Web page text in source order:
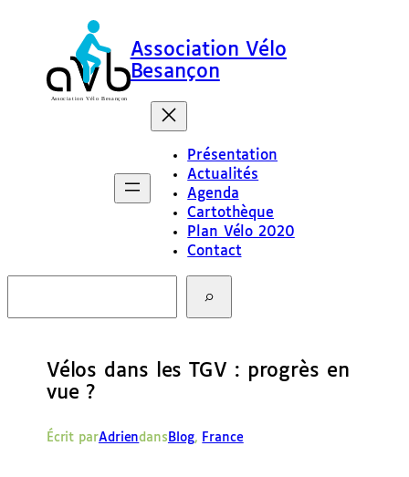
Association Vélo
Besançon
Présentation
Actualités
Agenda
Cartothèque
Plan Vélo 2020
Contact
c
Vélos dans les TGV : progrès en
vue ?
Écrit parAdriendans Blog, France